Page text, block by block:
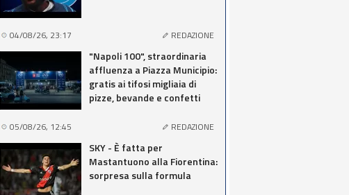
04/08/26, 23:17 REDAZIONE
"Napoli 100", straordinaria
affluenza a Piazza Municipio:
gratis ai tifosi migliaia di
pizze, bevande e confetti
05/08/26, 12:45 REDAZIONE
SKY - È fatta per
Mastantuono alla Fiorentina:
sorpresa sulla formula